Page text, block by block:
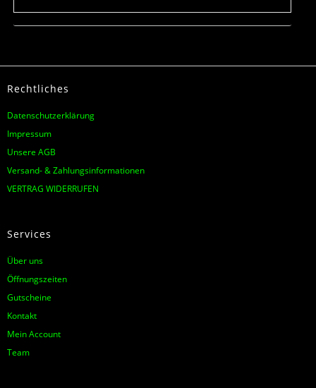
Rechtliches
Datenschutzerklärung
Impressum
Unsere AGB
Versand- & Zahlungsinformationen
VERTRAG WIDERRUFEN
Services
Über uns
Öffnungszeiten
Gutscheine
Kontakt
Mein Account
Team